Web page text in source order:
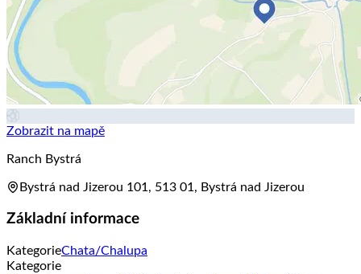
Zobrazit na mapě
Ranch Bystrá
Bystrá nad Jizerou 101, 513 01, Bystrá nad Jizerou
Základní informace
KategorieChata/Chalupa
Kategorie